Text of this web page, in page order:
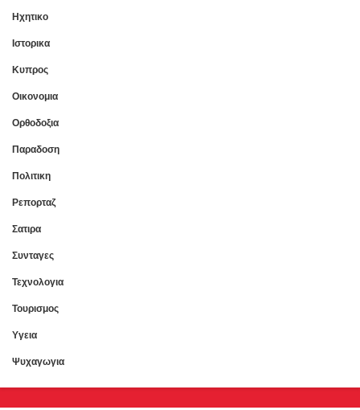
Ηχητικο
Ιστορικα
Κυπρος
Οικονομια
Ορθοδοξια
Παραδοση
Πολιτικη
Ρεπορταζ
Σατιρα
Συνταγες
Τεχνολογια
Τουρισμος
Υγεια
Ψυχαγωγια